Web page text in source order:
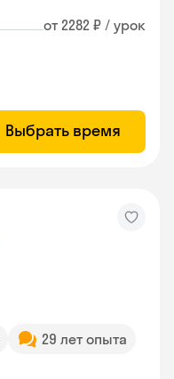
от 2282 ₽ / урок
Выбрать время
29 лет опыта